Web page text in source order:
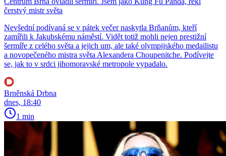
čerstvý mistr světa
Nevšední podívaná se v pátek večer naskytla Brňanům, kteří
zamířili k Jakubskému náměstí. Vidět totiž mohli nejen prestižní
šermíře z celého světa a jejich um, ale také olympijského medailistu
a novopečeného mistra světa Alexandera Choupenitche. Podívejte
se, jak to v srdci jihomoravské metropole vypadalo.
Brněnská Drbna
dnes, 18:40
1 min